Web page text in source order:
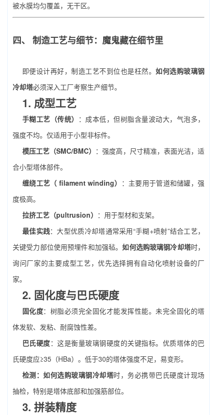
被水膜均匀覆盖，无干区。
四、 制造工艺与细节：魔鬼藏在细节里
即便设计再好，制造工艺不到位也是枉然。如何选购玻璃钢
冷却塔必须深入工厂考察生产细节。
1. 成型工艺
手糊工艺（传统） ：成本低，但树脂含量波动大，气泡多，
强度不均。仅适用于小型非标件。
模压工艺（SMC/BMC） ：强度高，尺寸精准，表面光洁，适
合小型塔体部件。
缠绕工艺（ filament winding） ：主要用于管道和储罐，强
度极高。
拉挤工艺（pultrusion） ：用于型材和支架。
最佳实践：大型优质冷却塔通常采用“手糊+喷射”结合工艺，
关键受力部位使用预埋件和加强毡。如何选购玻璃钢冷却塔时，
询问厂家的主要成型工艺，优先选择拥有自动化喷射设备的厂
家。
2. 固化度与巴氏硬度
固化度：树脂必须完全固化才能发挥性能。未完全固化的塔
体发软、发粘、耐腐蚀性差。
巴氏硬度：这是衡量玻璃钢硬度的关键指标。优质塔体的巴
氏硬度应≥35（HBa）。低于30的塔体强度不足，易变形。
检测：如何选购玻璃钢冷却塔时，务必携带巴氏硬度计现场
抽检，特别是塔体底部和加强筋部位。
3. 拼装精度